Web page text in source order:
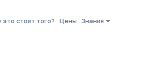
это стоит того? Цены Знания